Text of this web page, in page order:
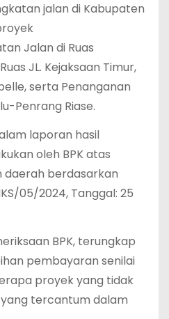
jalan di Kabupaten
Jalan di Ruas
JL. Kejaksaan Timur,
serta Penanganan
Penrang Riase.
laporan hasil
oleh BPK atas
daerah berdasarkan
05/2024, Tanggal: 25
BPK, terungkap
pembayaran senilai
proyek yang tidak
tercantum dalam